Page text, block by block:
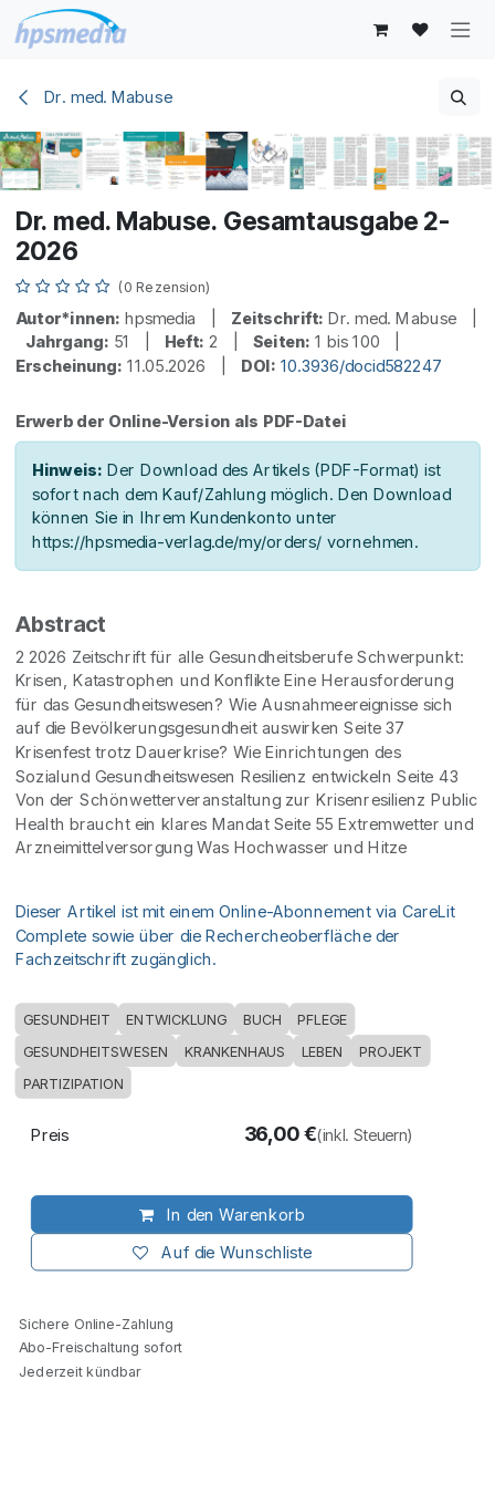
Zum Inhalt springen
Dr. med. Mabuse
Dr. med. Mabuse. Gesamtausgabe 2-
2026
(0 Rezension)
Autor*innen: hpsmedia | Zeitschrift: Dr. med. Mabuse |
Jahrgang: 51 | Heft: 2 | Seiten: 1 bis 100 |
Erscheinung: 11.05.2026 | DOI: 10.3936/docid582247
Erwerb der Online-Version als PDF-Datei
Hinweis: Der Download des Artikels (PDF-Format) ist
sofort nach dem Kauf/Zahlung möglich. Den Download
können Sie in Ihrem Kundenkonto unter
https://hpsmedia-verlag.de/my/orders/ vornehmen.
Abstract
2 2026 Zeitschrift für alle Gesundheitsberufe Schwerpunkt:
Krisen, Katastrophen und Konflikte Eine Herausforderung
für das Gesundheitswesen? Wie Ausnahmeereignisse sich
auf die Bevölkerungsgesundheit auswirken Seite 37
Krisenfest trotz Dauerkrise? Wie Einrichtungen des
Sozialund Gesundheitswesen Resilienz entwickeln Seite 43
Von der Schönwetterveranstaltung zur Krisenresilienz Public
Health braucht ein klares Mandat Seite 55 Extremwetter und
Arzneimittelversorgung Was Hochwasser und Hitze
Dieser Artikel ist mit einem Online-Abonnement via CareLit
Complete sowie über die Rechercheoberfläche der
Fachzeitschrift zugänglich.
GESUNDHEIT ENTWICKLUNG BUCH
PFLEGE
GESUNDHEITSWESEN
KRANKENHAUS LEBEN
PROJEKT
PARTIZIPATION
In den Warenkorb
Auf die Wunschliste
Preis 36,00€(inkl. Steuern)
Sichere Online-Zahlung
Abo-Freischaltung sofort
Jederzeit kündbar